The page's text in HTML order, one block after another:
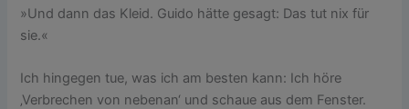
»Und dann das Kleid. Guido hätte gesagt: Das tut nix für
sie.«
Ich hingegen tue, was ich am besten kann: Ich höre
‚Verbrechen von nebenan‘ und schaue aus dem Fenster.